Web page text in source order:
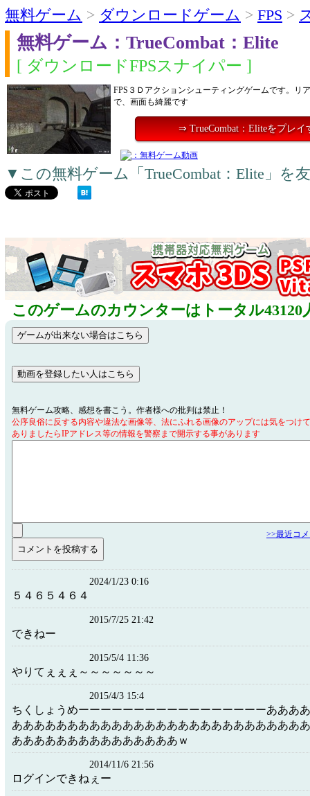
無料ゲーム > ダウンロードゲーム > FPS >
無料ゲーム：TrueCombat：Elite
[ ダウンロードFPSスナイパー ]
FPS３Ｄアクションシューティングゲームです。リ
で、画面も綺麗です
⇒ TrueCombat：Eliteをプレイ
▼この無料ゲーム「TrueCombat：Elite」を
このゲームのカウンターはトータル43120
無料ゲーム攻略、感想を書こう。作者様への批判は禁止！
公序良俗に反する内容や違法な画像等、法にふれる画像のアップには気をつけ
ありましたらIPアドレス等の情報を警察まで開示する事があります
>>最近コ
2024/1/23 0:16
５４６５４６４
2015/7/25 21:42
できねー
2015/5/4 11:36
やりてぇぇぇ～～～～～～～
2015/4/3 15:4
ちくしょうめーーーーーーーーーーーーーーーーーあああ
ああああああああああああああああああああああああああ
あああああああああああああああｗ
2014/11/6 21:56
ログインできねぇー